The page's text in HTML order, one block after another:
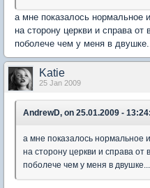
а мне показалось нормальное
на сторону церкви и справа
поболече чем у меня в двушке...
Katie
25 Jan 2009
AndrewD, on 25.01.2009 - 13:24:
а мне показалось нормальное
на сторону церкви и справа
поболече чем у меня в двушке...